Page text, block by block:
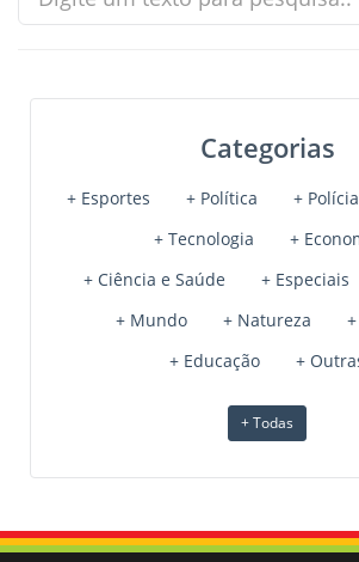
Categorias
+ Esportes + Política + Polícia
+ Tecnologia
+
+ Ciência e Saúde
+ Especiais
+ Mundo
+ Natureza
+ Educação
+
+ Todas